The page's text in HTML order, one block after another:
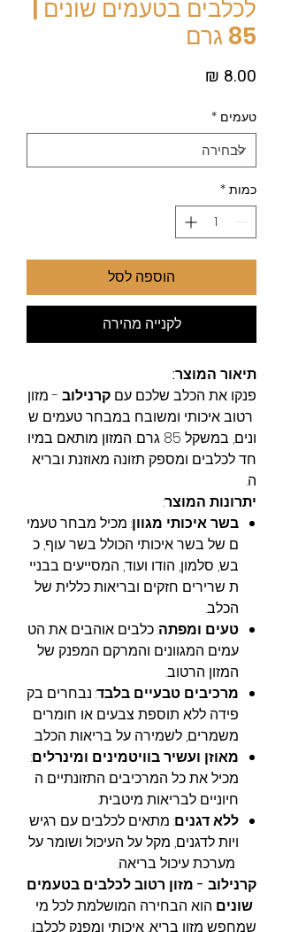
לכלבים בטעמים שונים |
85 גרם
טעמים *
כמות *
הוספה לסל
לקנייה מהירה
תיאור המוצר:
פנקו את הכלב שלכם עם קרנילוב - מזון
רטוב איכותי ומשובח במבחר טעמים ש
ונים, במשקל 85 גרם. המזון מותאם במיו
חד לכלבים ומספק תזונה מאוזנת ובריא
ה.
יתרונות המוצר:
בשר איכותי מגוון: מכיל מבחר טעמי
ם של בשר איכותי הכולל בשר עוף, כ
בש, סלמון, הודו ועוד, המסייעים בבניי
ת שרירים חזקים ובריאות כללית של
הכלב.
טעים ומפתה: כלבים אוהבים את הט
עמים המגוונים והמרקם המפנק של
המזון הרטוב.
מרכיבים טבעיים בלבד: נבחרים בק
פידה ללא תוספת צבעים או חומרים
משמרים, לשמירה על בריאות הכלב.
מאוזן ועשיר בוויטמינים ומינרלים:
מכיל את כל המרכיבים התזונתיים ה
חיוניים לבריאות מיטבית.
ללא דגנים: מתאים לכלבים עם רגיש
ויות לדגנים, מקל על העיכול ושומר על
מערכת עיכול בריאה.
קרנילוב - מזון רטוב לכלבים בטעמים
שונים הוא הבחירה המושלמת לכל מי
שמחפש מזון בריא, איכותי ומפנק לכלבו.